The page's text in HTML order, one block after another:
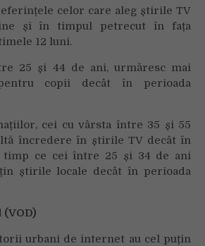
celor care aleg știrile TV
și în timpul petrecut în fața
12 luni.
25 și 44 de ani, urmăresc mai
copii decât în perioada
cei cu vârsta între 35 și 55
încredere în știrile TV decât în
timp ce cei între 25 și 34 de ani
știrile locale decât în perioada
urbani de internet au cel puțin